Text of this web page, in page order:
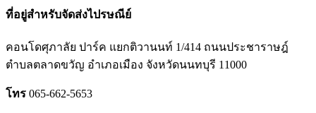
ที่อยู่สำหรับจัดส่งไปรษณีย์
คอนโดศุภาลัย ปาร์ค แยกติวานนท์ 1/414 ถนนประชาราษฎ์
ตำบลตลาดขวัญ อำเภอเมือง จังหวัดนนทบุรี 11000
โทร 065-662-5653